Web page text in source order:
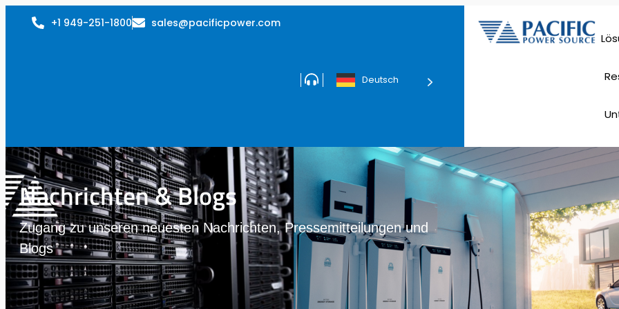
+1 949-251-1800 sales@pacificpower.com
Deutsch
Nachrichten & Blogs
Zugang zu unseren neuesten Nachrichten, Pressemitteilungen und
Blogs